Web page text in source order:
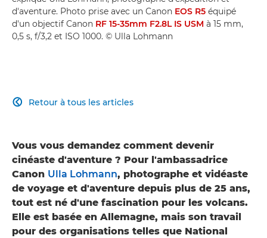
d'aventure. Photo prise avec un Canon EOS R5 équipé
d'un objectif Canon RF 15-35mm F2.8L IS USM à 15 mm,
0,5 s, f/3,2 et ISO 1000. © Ulla Lohmann
Retour à tous les articles

Vous vous demandez comment devenir
cinéaste d'aventure ? Pour l'ambassadrice
Canon Ulla Lohmann, photographe et vidéaste
de voyage et d'aventure depuis plus de 25 ans,
tout est né d'une fascination pour les volcans.
Elle est basée en Allemagne, mais son travail
pour des organisations telles que National